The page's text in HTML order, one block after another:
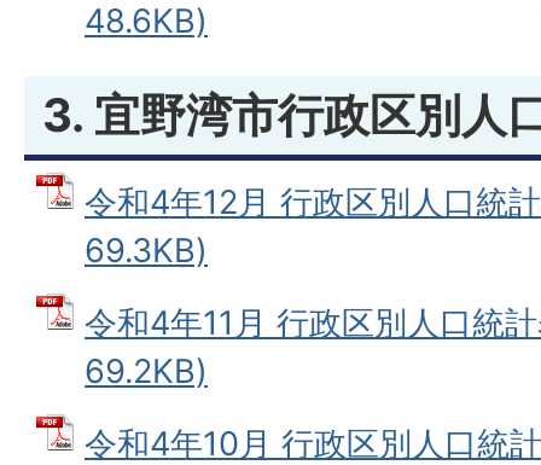
48.6KB)
3. 宜野湾市行政区別人
令和4年12月 行政区別人口統
69.3KB)
令和4年11月 行政区別人口統
69.2KB)
令和4年10月 行政区別人口統